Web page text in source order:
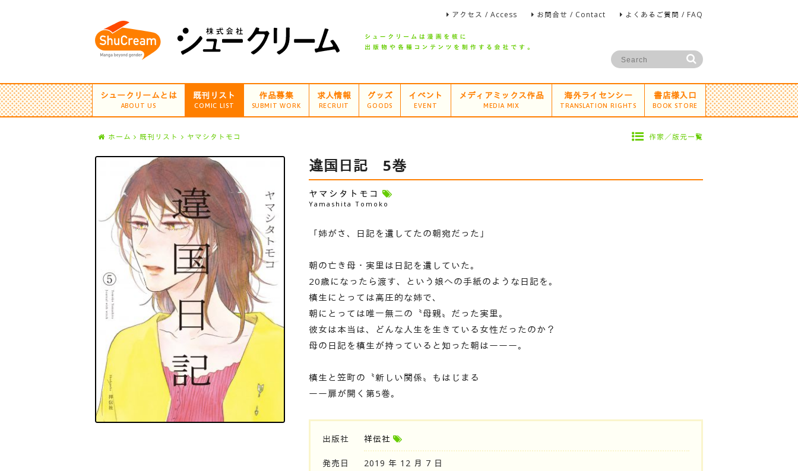
アクセス / Access お問合せ / Contact よくあるご質問 / FAQ
シュークリームとは
ABOUT US
既刊リスト
COMIC LIST
作品募集
SUBMIT WORK
求人情報
RECRUIT
グッズ
GOODS
イベント
EVENT
メディアミックス作品
MEDIA MIX
海外ライセンシー
TRANSLATION RIGHTS
書店様入口
BOOK STORE
ホーム 既刊リスト ヤマシタトモコ 作家／版元一覧
違国日記 5巻
ヤマシタトモコ
Yamashita Tomoko
「姉がさ、日記を遺してたの朝宛だった」
朝の亡き母・実里は日記を遺していた。
20歳になったら渡す、という娘への手紙のような日記を。
槙生にとっては高圧的な姉で、
朝にとっては唯一無二の〝母親〟だった実里。
彼女は本当は、どんな人生を生きている女性だったのか？
母の日記を槙生が持っていると知った朝はーーー。
槙生と笠町の〝新しい関係〟もはじまる
ーー扉が開く第5巻。
出版社 祥伝社
発売日 2019 年 12 月 7 日